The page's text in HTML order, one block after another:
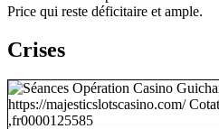
Price qui reste déficitaire et ample.
Crises